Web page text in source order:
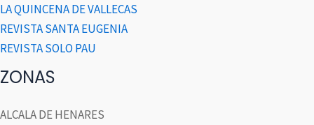
LA QUINCENA DE VALLECAS
REVISTA SANTA EUGENIA
REVISTA SOLO PAU
ZONAS
ALCALA DE HENARES